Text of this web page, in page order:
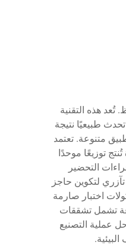
تُعد هذه التقنية
طبيعيًا نتيجة
متنوعة. تعتمد
توزيعًا موحدًا
التحضير
لتكوين حاجز
اختبار صارمة
تشمل تشققات
عملية التصنيع